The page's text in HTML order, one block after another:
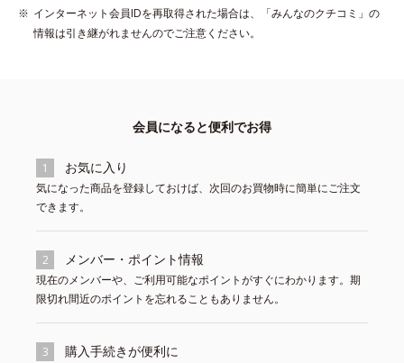
インターネット会員IDを再取得された場合は、「みんなのクチコミ」の
情報は引き継がれませんのでご注意ください。
会員になると便利でお得
1 お気に入り
気になった商品を登録しておけば、次回のお買物時に簡単にご注文
できます。
2 メンバー・ポイント情報
現在のメンバーや、ご利用可能なポイントがすぐにわかります。期
限切れ間近のポイントを忘れることもありません。
3 購入手続きが便利に